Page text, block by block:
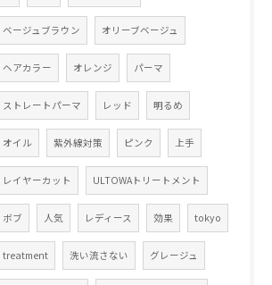
ベージュブラウン オリーブベージュ
ヘアカラー オレンジ パーマ
ストレートパーマ レッド 明るめ
オイル 紫外線対策 ピンク 上手
レイヤーカット ULTOWAトリートメント
ボブ 人気 レディース 効果 tokyo
treatment 洗い流さない グレージュ